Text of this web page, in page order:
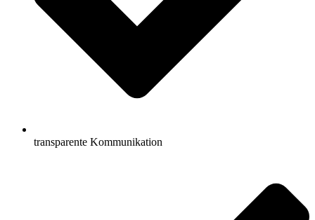
transparente Kommunikation